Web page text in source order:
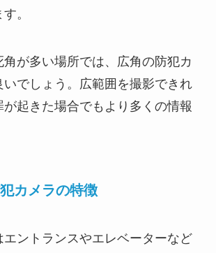
。
角が多い場所では、広角の防犯カ
いでしょう。広範囲を撮影できれ
起きた場合でもより多くの情報
カメラの特徴
エントランスやエレベーターなど